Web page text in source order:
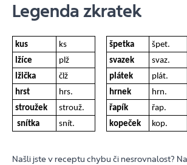
Legenda zkratek
kus ks špetka
špet.
lžíce
plž svazek
svaz.
lžička
člž plátek
plát.
hrst
hrs. hrnek
hrn.
stroužek
strouž. řapík
řap.
snítka
snít. kopeček kop.
Našli jste v receptu chybu či nesrovnalost?